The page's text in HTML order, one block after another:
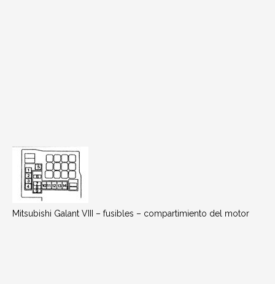
Mitsubishi Galant VIII – fusibles – compartimiento del motor